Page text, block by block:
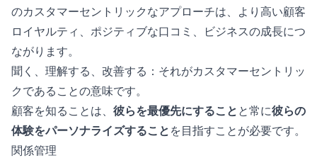
のカスタマーセントリックなアプローチは、より高い顧客
ロイヤルティ、ポジティブな口コミ、ビジネスの成長につ
ながります。
聞く、理解する、改善する：それがカスタマーセントリッ
クであることの意味です。
顧客を知ることは、 彼らを最優先にすること と常に彼らの
体験をパーソナライズすること を目指すことが必要です。
関係管理